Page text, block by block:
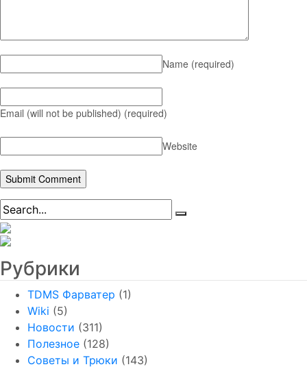
Name (required)
Email (will not be published) (required)
Website
Рубрики
TDMS Фарватер (1)
Wiki (5)
Новости (311)
Полезное (128)
Советы и Трюки (143)